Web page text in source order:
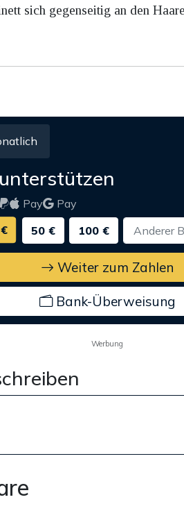
sich gegenseitig an den
Pay
Pay
50 € 100 €
Weiter zum Zahlen
Bank-Überweisung
Werbung